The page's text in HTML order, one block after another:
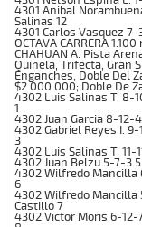
4301 Anibal
Salinas 12
4301 Carlos Vasquez 7-
OCTAVA CARRERA
CHAHUAN A. Pista
Quinela, Trifecta, Gran
Enganches, Doble Del
$2.000.000; Doble De
4302 Luis Salinas T. 8-
1
4302 Juan Garcia 8-12-4
4302 Gabriel Reyes I. 9-
3
4302 Luis Salinas T. 11-
4302 Juan Belzu 5-7-3
4302 Wilfredo Mancilla
6
4302 Wilfredo Mancilla
Castillo 7
4302 Victor Moris 6-12-7